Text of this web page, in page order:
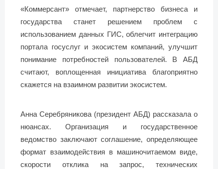
«Коммерсант» отмечает, партнерство бизнеса и
государства станет решением проблем с
использованием данных ГИС, облегчит интеграцию
портала госуслуг и экосистем компаний, улучшит
понимание потребностей пользователей. В АБД
считают, воплощенная инициатива благоприятно
скажется на взаимном развитии экосистем.
Анна Серебряникова (президент АБД) рассказала о
нюансах. Организация и государственное
ведомство заключают соглашение, определяющее
формат взаимодействия в машиночитаемом виде,
скорости отклика на запрос, технических